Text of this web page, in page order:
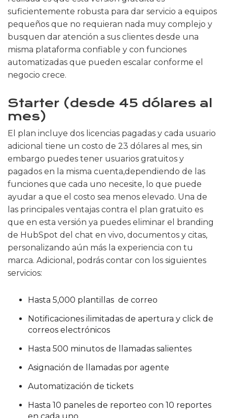
suficientemente robusta para dar servicio a equipos
pequeños que no requieran nada muy complejo y
busquen dar atención a sus clientes desde una
misma plataforma confiable y con funciones
automatizadas que pueden escalar conforme el
negocio crece.
Starter (desde 45 dólares al
mes)
El plan incluye dos licencias pagadas y cada usuario
adicional tiene un costo de 23 dólares al mes, sin
embargo puedes tener usuarios gratuitos y
pagados en la misma cuenta,dependiendo de las
funciones que cada uno necesite, lo que puede
ayudar a que el costo sea menos elevado. Una de
las principales ventajas contra el plan gratuito es
que en esta versión ya puedes eliminar el branding
de HubSpot del chat en vivo, documentos y citas,
personalizando aún más la experiencia con tu
marca. Adicional, podrás contar con los siguientes
servicios:
Hasta 5,000 plantillas de correo
Notificaciones ilimitadas de apertura y click de
correos electrónicos
Hasta 500 minutos de llamadas salientes
Asignación de llamadas por agente
Automatización de tickets
Hasta 10 paneles de reporteo con 10 reportes